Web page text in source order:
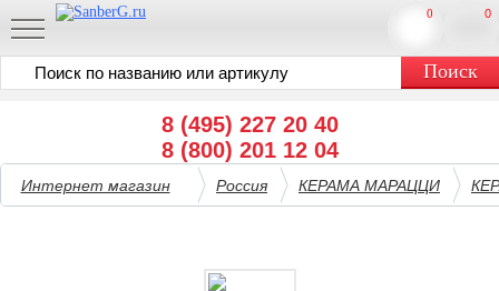
8 (495) 227 20 40
8 (800) 201 12 04
0
0
Интернет магазин Россия КЕРАМА МАРАЦЦИ